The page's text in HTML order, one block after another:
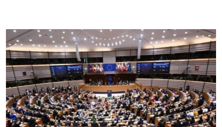
Empresa en Jalisco
Requiere:
LOGÍSTICA DE CARGA LLAVE
EN MANO
Especificaciones:
cualquiera